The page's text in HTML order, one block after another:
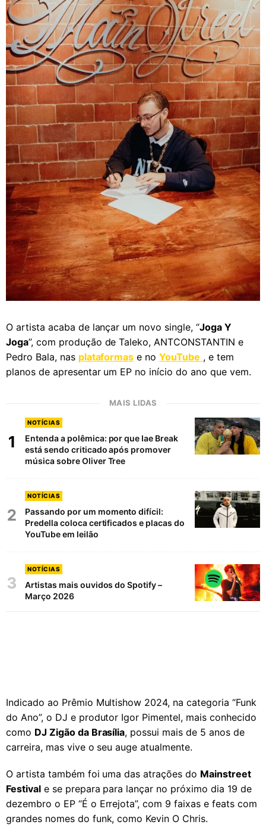
O artista acaba de lançar um novo single, “Joga Y
Joga”, com produção de Taleko, ANTCONSTANTIN e
Pedro Bala, nas plataformas e noYouTube , e tem
planos de apresentar um EP no início do ano que vem.
MAIS LIDAS
1
NOTÍCIAS
Entenda a polêmica: por que Iae Break
está sendo criticado após promover
música sobre Oliver Tree
2
NOTÍCIAS
Passando por um momento difícil:
Predella coloca certificados e placas do
YouTube em leilão
3
NOTÍCIAS
Artistas mais ouvidos do Spotify –
Março 2026
Indicado ao Prêmio Multishow 2024, na categoria “Funk
do Ano”, o DJ e produtor Igor Pimentel, mais conhecido
como DJ Zigão da Brasília, possui mais de 5 anos de
carreira, mas vive o seu auge atualmente.
O artista também foi uma das atrações do Mainstreet
Festivale se prepara para lançar no próximo dia 19 de
dezembro o EP “É o Errejota”, com 9 faixas e feats com
grandes nomes do funk, como Kevin O Chris.